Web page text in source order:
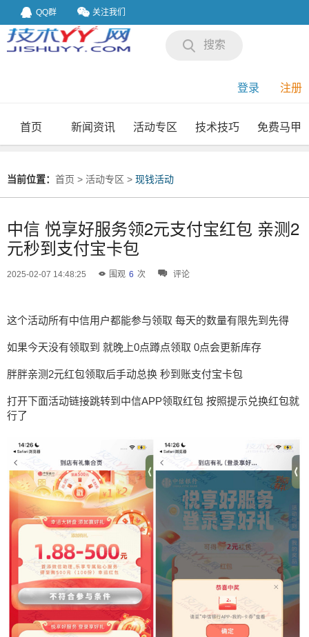
QQ群 关注我们
搜索
登录 注册
首页 新闻资讯 活动专区 技术技巧 免费马甲
当前位置： 首页 > 活动专区 > 现钱活动
中信 悦享好服务领2元支付宝红包 亲测2
元秒到支付宝卡包
2025-02-07 14:48:25 围观 6 次 评论
这个活动所有中信用户都能参与领取 每天的数量有限先到先得
如果今天没有领取到 就晚上0点蹲点领取 0点会更新库存
胖胖亲测2元红包领取后手动总换 秒到账支付宝卡包
打开下面活动链接跳转到中信APP领取红包 按照提示兑换红包就
行了